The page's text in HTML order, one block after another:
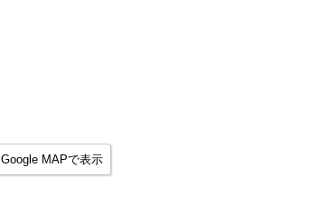
Google MAPで表示